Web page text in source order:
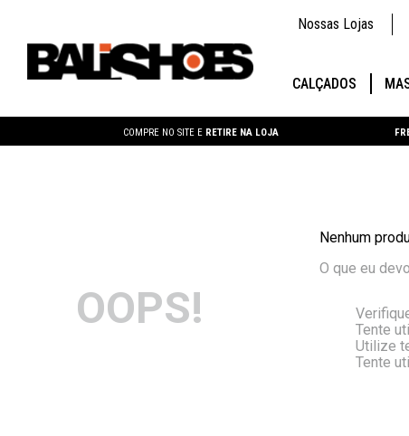
Nossas Lojas
CALÇADOS
COMPRE NO SITE E RETIRE NA LOJA
OOPS!
Nenhum
O que eu
Tente
Utilize
Tente